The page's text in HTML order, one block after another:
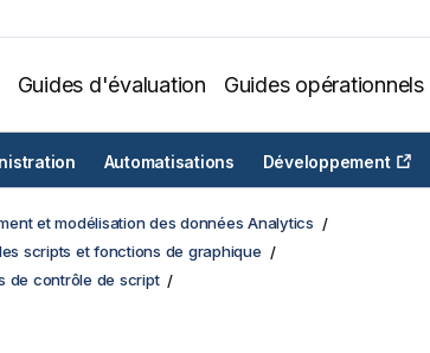
Guides d'évaluation Guides opérationnels
Automatisations Développement
et modélisation des données Analytics
scripts et fonctions de graphique
de contrôle de script